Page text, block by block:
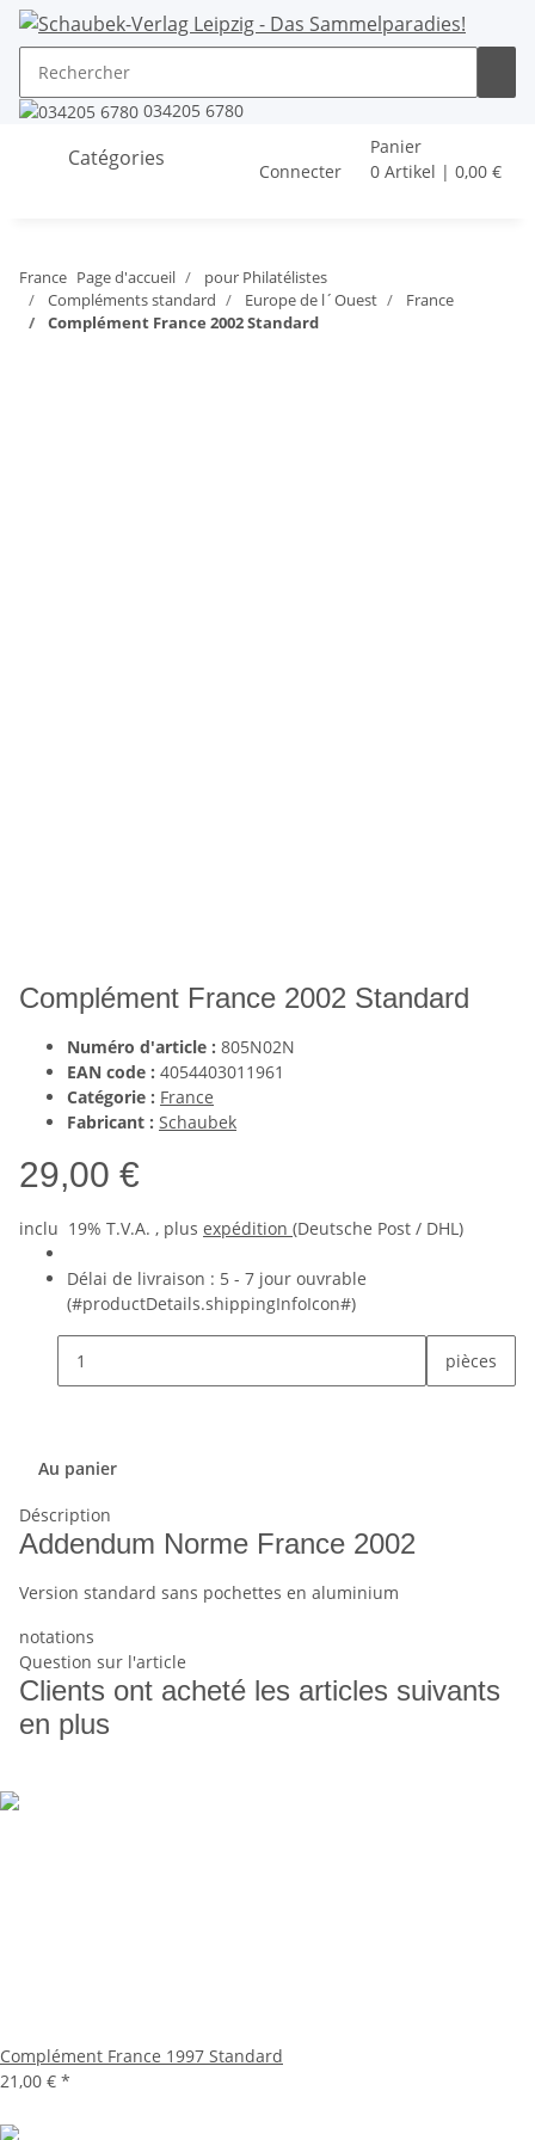
034205 6780
Catégories
Connecter
Panier
0 Artikel | 0,00 €
France Page d'accueil
pour Philatélistes
Compléments standard
Europe de l´Ouest
France
Complément France 2002 Standard
Complément France 2002 Standard
Numéro d'article : 805N02N
EAN code : 4054403011961
Catégorie : France
Fabricant : Schaubek
29,00 €
inclu 19% T.V.A. , plus expédition (Deutsche Post / DHL)
Délai de livraison : 5 - 7 jour ouvrable
(#productDetails.shippingInfoIcon#)
pièces
Au panier
Déscription
Addendum Norme France 2002
Version standard sans pochettes en aluminium
notations
Question sur l'article
Clients ont acheté les articles suivants
en plus
Complément France 1997 Standard
21,00 € *